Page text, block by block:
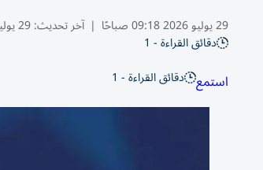
29 يوليو 2026 09:18 صباحًا | آخر تحديث:29 يوليو 10:32 2026
دقائق القراءة - 1
استمع دقائق القراءة - 1